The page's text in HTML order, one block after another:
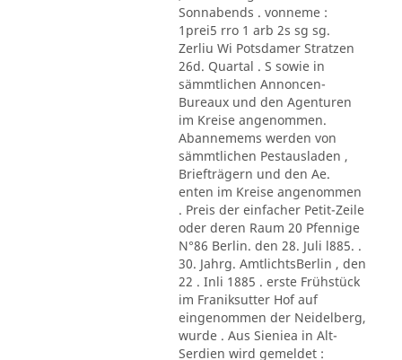
Sonnabends . vonneme :
1prei5 rro 1 arb 2s sg sg.
Zerliu Wi Potsdamer Stratzen
26d. Quartal . S sowie in
sämmtlichen Annoncen-
Bureaux und den Agenturen
im Kreise angenommen.
Abannemems werden von
sämmtlichen Pestausladen ,
Briefträgern und den Ae.
enten im Kreise angenommen
. Preis der einfacher Petit-Zeile
oder deren Raum 20 Pfennige
N°86 Berlin. den 28. Juli l885. .
30. Jahrg. AmtlichtsBerlin , den
22 . Inli 1885 . erste Frühstück
im Franiksutter Hof auf
eingenommen der Neidelberg,
wurde . Aus Sieniea in Alt-
Serdien wird gemeldet :